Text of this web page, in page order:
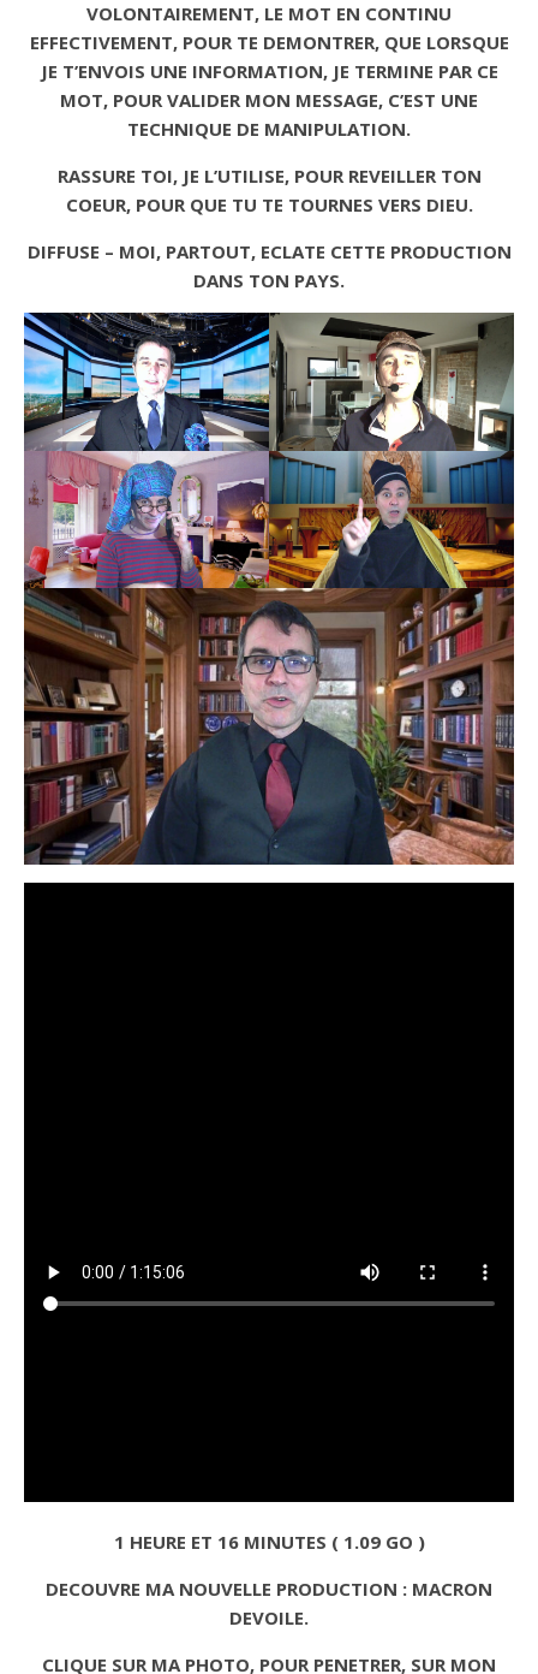
VOLONTAIREMENT, LE MOT EN CONTINU
EFFECTIVEMENT, POUR TE DEMONTRER, QUE LORSQUE
JE T’ENVOIS UNE INFORMATION, JE TERMINE PAR CE
MOT, POUR VALIDER MON MESSAGE, C’EST UNE
TECHNIQUE DE MANIPULATION.
RASSURE TOI, JE L’UTILISE, POUR REVEILLER TON
COEUR, POUR QUE TU TE TOURNES VERS DIEU.
DIFFUSE – MOI, PARTOUT, ECLATE CETTE PRODUCTION
DANS TON PAYS.
1 HEURE ET 16 MINUTES ( 1.09 GO )
DECOUVRE MA NOUVELLE PRODUCTION : MACRON
DEVOILE.
CLIQUE SUR MA PHOTO, POUR PENETRER, SUR MON